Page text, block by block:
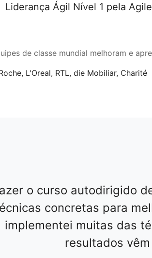
Liderança Ágil Nível 1 pela
de classe mundial melhoram e
o curso autodirigido
concretas para
implementei muitas das
resultados